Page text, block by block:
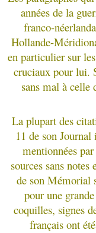
années de la
franco-
Hollande-
en particulier sur
cruciaux pour lui.
sans mal à celle
La plupart des
11 de son
mentionnées
sources sans notes
de son Mémorial
pour une
coquilles, signes
français ont